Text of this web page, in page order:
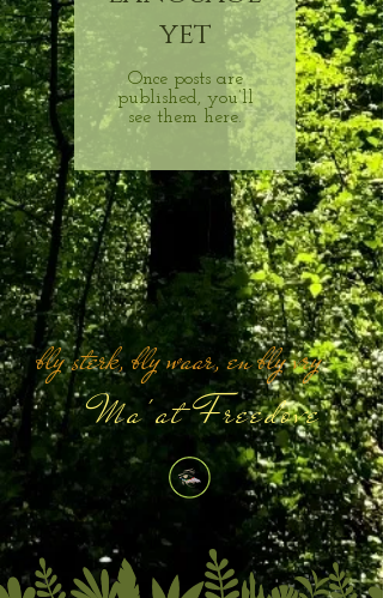
yet
Once posts are
published, you’ll
see them here.
bly sterk, bly waar, en bly vry
Ma'at Freedove